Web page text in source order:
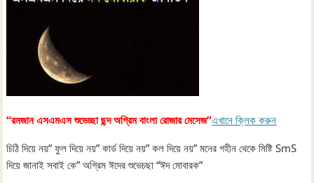
“রমজান এসএমএস শুভেচ্ছা ছন্দ অগ্রিম বাংলা রোজার মেসেজ”এখানে ক্লিক করুন
চিঠি দিয়ে নয়” ফুল দিয়ে নয়” কার্ড দিয়ে নয়” কল দিয়ে নয়” মনের গহীন থেকে মিষ্টি SmS
দিয়ে জানাই সবাই কে” অগ্রিম ঈদের শুভেচছা “ঈদ মোবারক”